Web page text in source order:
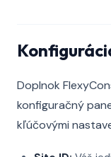
Doplnok
konfiguračný
kľúčovými